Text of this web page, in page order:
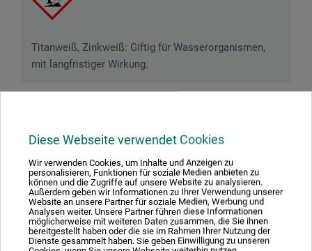
Diese Webseite verwendet Cookies
Wir verwenden Cookies, um Inhalte und Anzeigen zu
personalisieren, Funktionen für soziale Medien anbieten zu
können und die Zugriffe auf unsere Website zu analysieren.
Außerdem geben wir Informationen zu Ihrer Verwendung unserer
Website an unsere Partner für soziale Medien, Werbung und
Analysen weiter. Unsere Partner führen diese Informationen
möglicherweise mit weiteren Daten zusammen, die Sie ihnen
bereitgestellt haben oder die sie im Rahmen Ihrer Nutzung der
Dienste gesammelt haben. Sie geben Einwilligung zu unseren
Titanweiß, Zinkweiß: Giftig für Wasserorganismen,
mit langfristiger Wirkung.
Produktbewertungen (1)
Kundenbewertungen für "Wasservermischbare
Künstler-Ölfarbe"
Sortierung: